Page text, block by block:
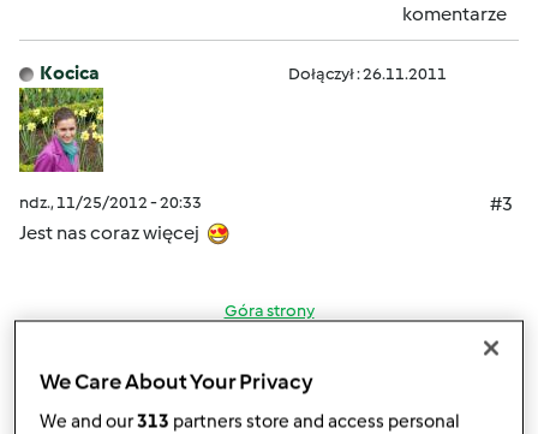
komentarze
Kocica Dołączył : 26.11.2011
ndz., 11/25/2012 - 20:33
#3
Jest nas coraz więcej
Góra strony
Zaloguj
We Care About Your Privacy
We and our313 partners store and access personal